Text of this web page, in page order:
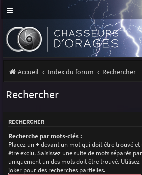
Accueil Index du forum Rechercher
Rechercher
RECHERCHER
Recherche par mots-clés :
Placez un+devant un mot qui doit être trouvé et
être exclu. Saisissez une suite de mots séparés
uniquement un des mots doit être trouvé.
joker pour des recherches partielles.